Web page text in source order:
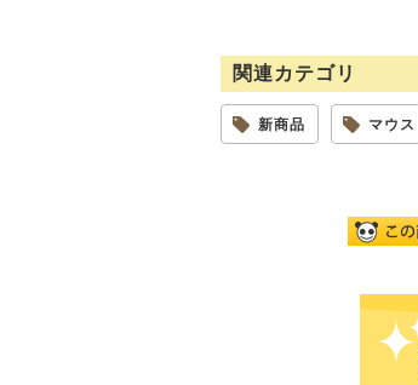
関連カテゴリ
新商品 マウス